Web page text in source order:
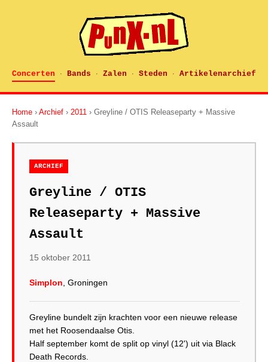
Concerten · Bands · Zalen · Steden · Artikelenarchief
Home › Archief › 2011 › Greyline / OTIS Releaseparty + Massive
Assault
ARCHIEF
Greyline / OTIS
Releaseparty + Massive
Assault
15 oktober 2011
Simplon , Groningen
Greyline bundelt zijn krachten voor een nieuwe release
met het Roosendaalse Otis.
Half september komt de split op vinyl (12') uit via Black
Death Records.